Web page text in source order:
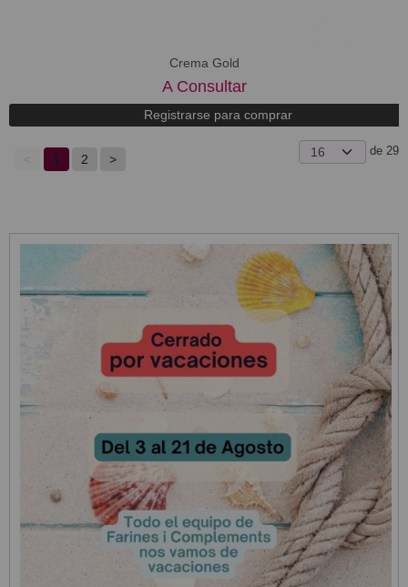
Crema Gold
A Consultar
Registrarse para comprar
1 2 >
de 29